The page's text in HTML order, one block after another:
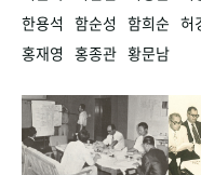
한용석 함순성 함희순 허
홍재영 홍종관 황문남